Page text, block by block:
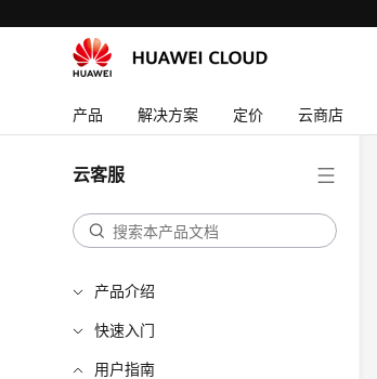
产品 解决方案 定价 云商店
云客服
产品介绍
快速入门
用户指南